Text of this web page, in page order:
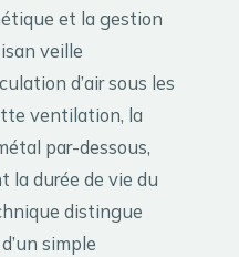
et la gestion
veille
d’air sous les
ventilation, la
par-dessous,
la durée de vie du
distingue
simple